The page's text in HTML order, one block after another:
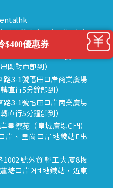
建商業大廈 15樓（迎賓廣
直達
口岸正對面，海悅華城
關對面即到）
路3-1號福田口岸商業廣場
直行5分鐘即到）
路3-1號福田口岸商業廣場
直行5分鐘即到）
皇禦苑（皇城廣場C門）
岸、皇崗口岸地鐵站E出
號外貿輕工大廈8樓
塘口岸2個地鐵站，近東
$400優惠券